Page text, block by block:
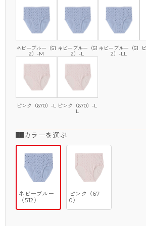
ネビーブルー（51
2）-M
ネビーブルー（51
2）-L
ネビーブルー（51
2）-LL
ピンク（670）-L ピンク（670）-L
L
カラーを選ぶ
ネビーブルー
（512）
ピンク（67
0）